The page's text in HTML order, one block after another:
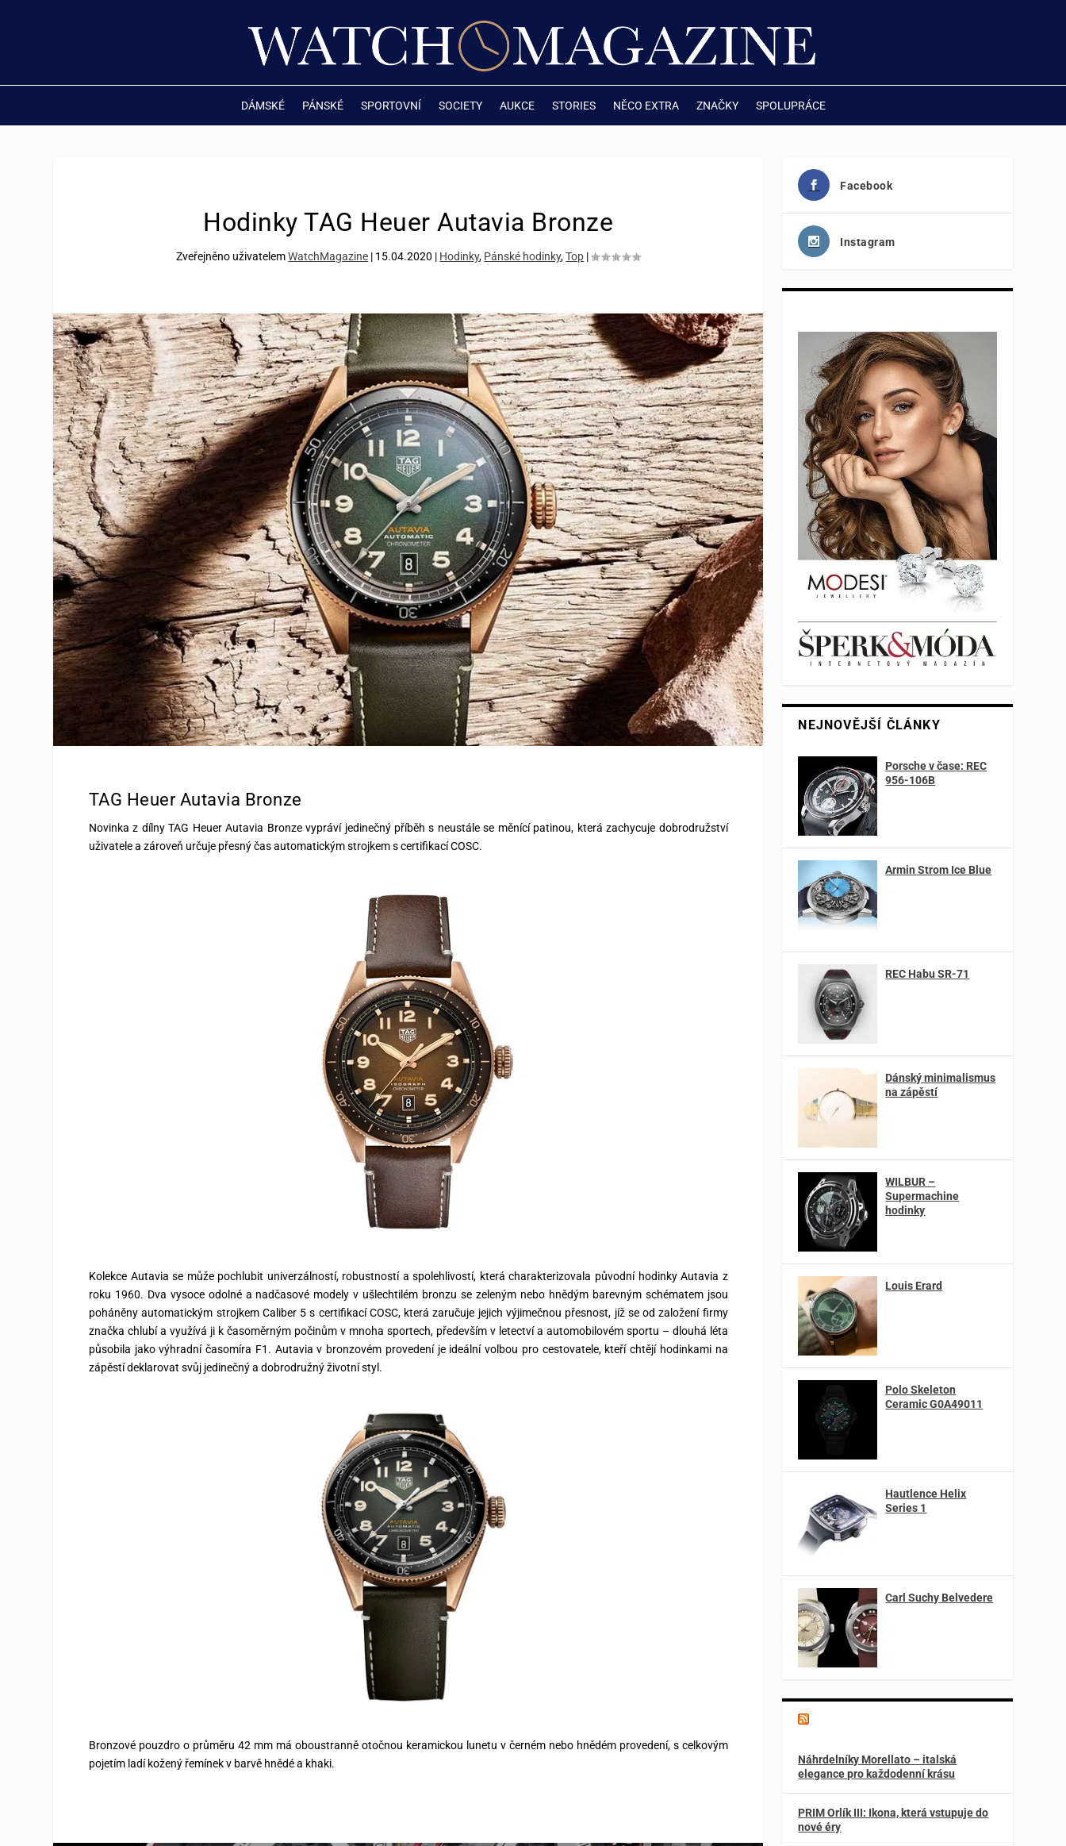
DÁMSKÉ PÁNSKÉ SPORTOVNÍ SOCIETY AUKCE STORIES NĚCO EXTRA ZNAČKY SPOLUPRÁCE
Hodinky TAG Heuer Autavia Bronze
Zveřejněno uživatelemWatchMagazine | 15.04.2020 | Hodinky, Pánské hodinky,Top |
TAG Heuer Autavia Bronze
Novinka z dílny TAG Heuer Autavia Bronze vypráví jedinečný příběh s neustále se měnící patinou, která zachycuje dobrodružství
uživatele a zároveň určuje přesný čas automatickým strojkem s certifikací COSC.
Kolekce Autavia se může pochlubit univerzálností, robustností a spolehlivostí, která charakterizovala původní hodinky Autavia z
roku 1960. Dva vysoce odolné a nadčasové modely v ušlechtilém bronzu se zeleným nebo hnědým barevným schématem jsou
poháněny automatickým strojkem Caliber 5 s certifikací COSC, která zaručuje jejich výjimečnou přesnost, jíž se od založení firmy
značka chlubí a využívá ji k časoměrným počinům v mnoha sportech, především v letectví a automobilovém sportu – dlouhá léta
působila jako výhradní časomíra F1. Autavia v bronzovém provedení je ideální volbou pro cestovatele, kteří chtějí hodinkami na
zápěstí deklarovat svůj jedinečný a dobrodružný životní styl.
Bronzové pouzdro o průměru 42 mm má oboustranně otočnou keramickou lunetu v černém nebo hnědém provedení, s celkovým
pojetím ladí kožený řemínek v barvě hnědé a khaki.
Facebook
Instagram
NEJNOVĚJŠÍ ČLÁNKY
Porsche v čase: REC
956-106B
Armin Strom Ice Blue
REC Habu SR-71
Dánský minimalismus
na zápěstí
WILBUR –
Supermachine
hodinky
Louis Erard
Polo Skeleton
Ceramic G0A49011
Hautlence Helix
Series 1
Carl Suchy Belvedere
Náhrdelníky Morellato – italská
elegance pro každodenní krásu
PRIM Orlík III: Ikona, která vstupuje do
nové éry